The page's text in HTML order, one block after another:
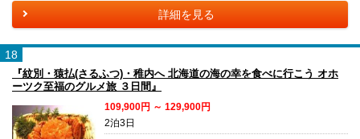
詳細を見る
18
『紋別・猿払(さるふつ)・稚内へ 北海道の海の幸を食べに行こう オホ
ーツク至福のグルメ旅 ３日間』
109,900円 ～ 129,900円
2泊3日